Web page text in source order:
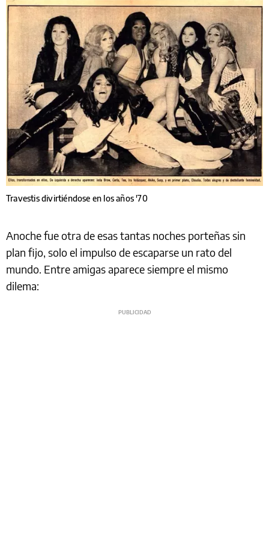
Travestis divirtiéndose en los años '70
Anoche fue otra de esas tantas noches porteñas sin
plan fijo, solo el impulso de escaparse un rato del
mundo. Entre amigas aparece siempre el mismo
dilema: